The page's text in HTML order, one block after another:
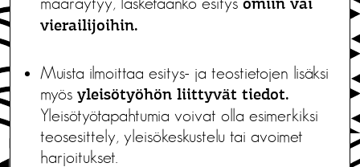
omiin vai
vierailijoihin.
Muista ilmoittaa esitys- ja teostietojen lisäksi
myös yleisötyöhön liittyvät tiedot.
Yleisötyötapahtumia voivat olla esimerkiksi
teosesittely, yleisökeskustelu tai avoimet
harjoitukset.